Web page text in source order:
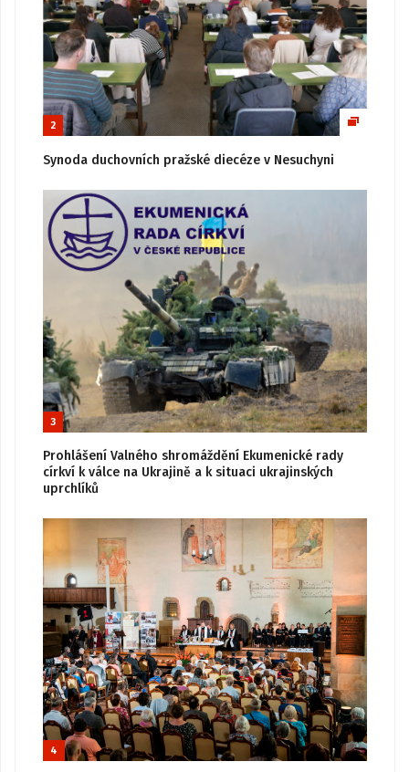
2
Synoda duchovních pražské diecéze v Nesuchyni
3
Prohlášení Valného shromáždění Ekumenické rady
církví k válce na Ukrajině a k situaci ukrajinských
uprchlíků
4